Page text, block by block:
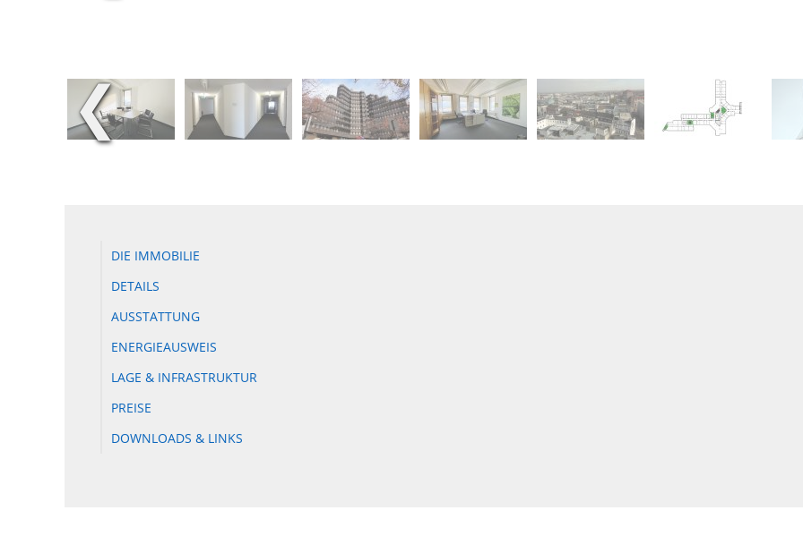
❮
DIE IMMOBILIE
DETAILS
AUSSTATTUNG
ENERGIEAUSWEIS
LAGE & INFRASTRUKTUR
PREISE
DOWNLOADS & LINKS